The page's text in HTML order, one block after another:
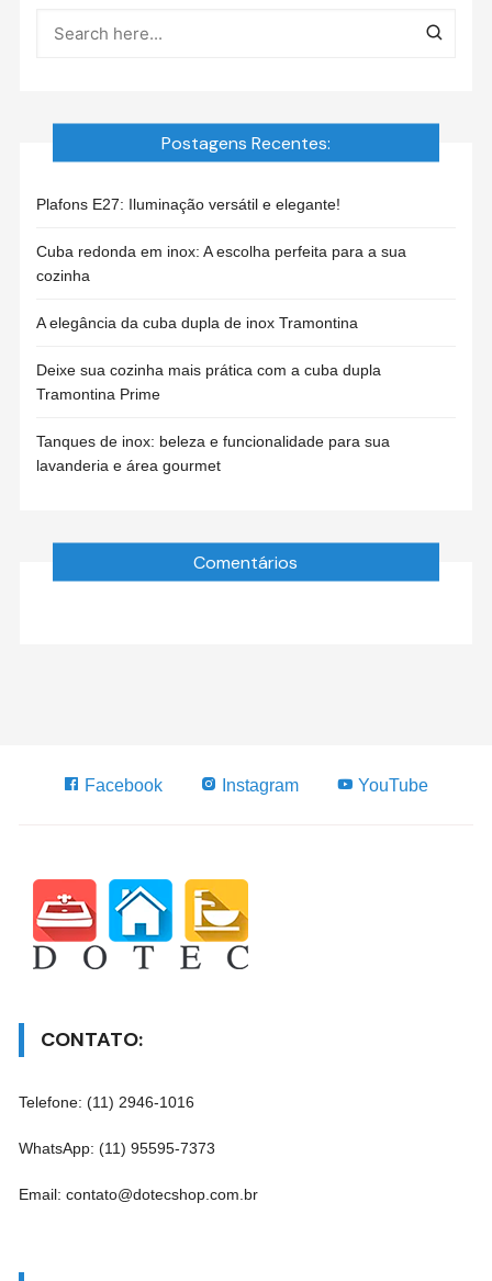
Postagens Recentes:
Plafons E27: Iluminação versátil e elegante!
Cuba redonda em inox: A escolha perfeita para a sua
cozinha
A elegância da cuba dupla de inox Tramontina
Deixe sua cozinha mais prática com a cuba dupla
Tramontina Prime
Tanques de inox: beleza e funcionalidade para sua
lavanderia e área gourmet
Comentários
Facebook Instagram YouTube
CONTATO:
Telefone: (11) 2946-1016
WhatsApp: (11) 95595-7373
Email: contato@dotecshop.com.br